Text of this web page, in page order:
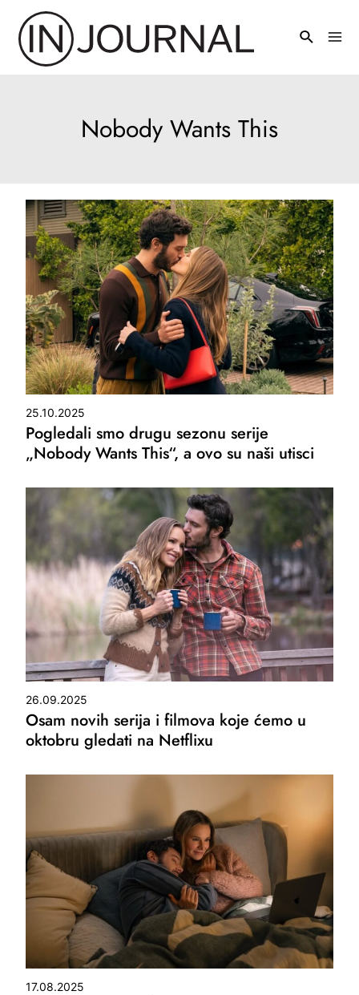
sadržaj
Nobody Wants This
25.10.2025
Pogledali smo drugu sezonu serije
„Nobody Wants This“, a ovo su naši utisci
26.09.2025
Osam novih serija i filmova koje ćemo u
oktobru gledati na Netflixu
17.08.2025